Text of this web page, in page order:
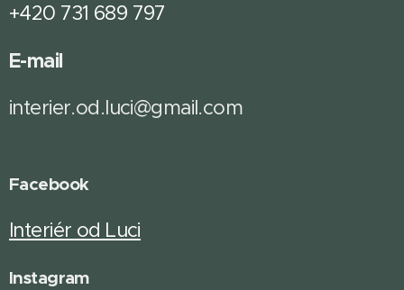
+420 731 689 797
E-mail
interier.od.luci@gmail.com
Facebook
Interiér od Luci
Instagram